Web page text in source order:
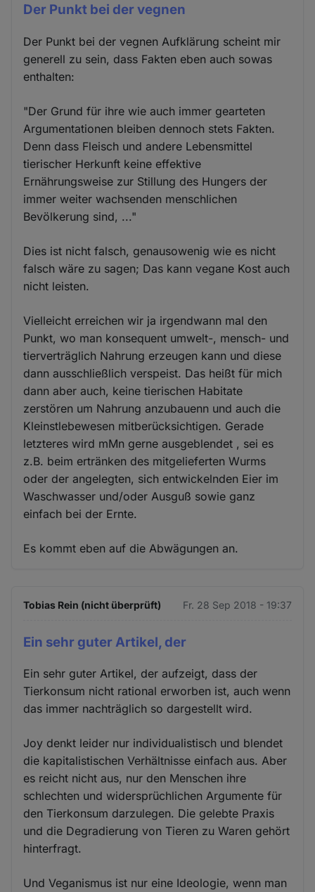
Der Punkt bei der vegnen
Der Punkt bei der vegnen Aufklärung scheint mir
generell zu sein, dass Fakten eben auch sowas
enthalten:
"Der Grund für ihre wie auch immer gearteten
Argumentationen bleiben dennoch stets Fakten.
Denn dass Fleisch und andere Lebensmittel
tierischer Herkunft keine effektive
Ernährungsweise zur Stillung des Hungers der
immer weiter wachsenden menschlichen
Bevölkerung sind, ..."
Dies ist nicht falsch, genausowenig wie es nicht
falsch wäre zu sagen; Das kann vegane Kost auch
nicht leisten.
Vielleicht erreichen wir ja irgendwann mal den
Punkt, wo man konsequent umwelt-, mensch- und
tierverträglich Nahrung erzeugen kann und diese
dann ausschließlich verspeist. Das heißt für mich
dann aber auch, keine tierischen Habitate
zerstören um Nahrung anzubauenn und auch die
Kleinstlebewesen mitberücksichtigen. Gerade
letzteres wird mMn gerne ausgeblendet , sei es
z.B. beim ertränken des mitgelieferten Wurms
oder der angelegten, sich entwickelnden Eier im
Waschwasser und/oder Ausguß sowie ganz
einfach bei der Ernte.
Es kommt eben auf die Abwägungen an.
Tobias Rein (nicht überprüft) Fr. 28 Sep 2018 - 19:37
Ein sehr guter Artikel, der
Ein sehr guter Artikel, der aufzeigt, dass der
Tierkonsum nicht rational erworben ist, auch wenn
das immer nachträglich so dargestellt wird.
Joy denkt leider nur individualistisch und blendet
die kapitalistischen Verhältnisse einfach aus. Aber
es reicht nicht aus, nur den Menschen ihre
schlechten und widersprüchlichen Argumente für
den Tierkonsum darzulegen. Die gelebte Praxis
und die Degradierung von Tieren zu Waren gehört
hinterfragt.
Und Veganismus ist nur eine Ideologie, wenn man